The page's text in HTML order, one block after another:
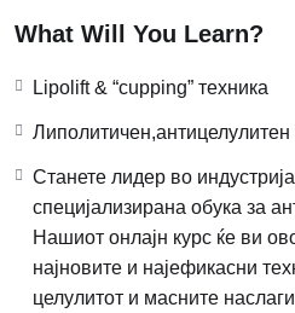
What Will You Learn?
Lipolift & “cupping” техника
Станете лидер во
специјализирана обука за
Нашиот онлајн курс ќе ви
најновите и најефикасни
целулитот и масните